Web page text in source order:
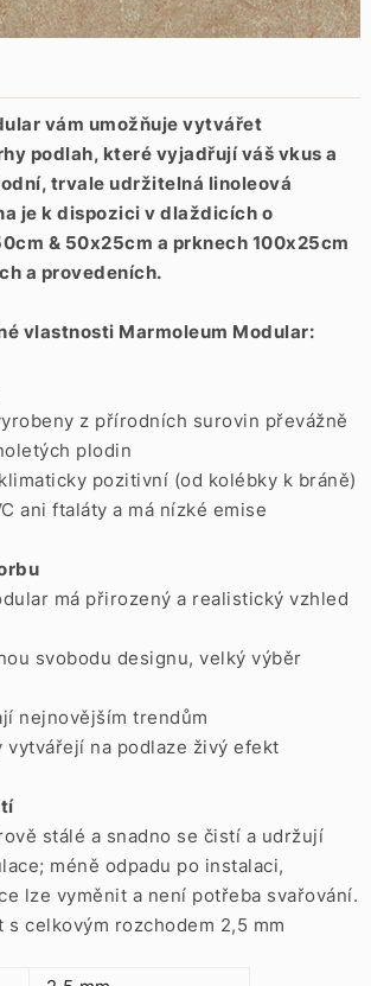
vám umožňuje vytvářet
podlah, které vyjadřují váš vkus a
trvale udržitelná linoleová
je k dispozici v dlaždicích o
& 50x25cm a prknech 100x25cm
a provedeních.
vlastnosti Marmoleum Modular:
z přírodních surovin převážně
plodin
pozitivní (od kolébky k bráně)
ani ftaláty a má nízké emise
má přirozený a realistický vzhled
svobodu designu, velký výběr
nejnovějším trendům
vytvářejí na podlaze živý efekt
stálé a snadno se čistí a udržují
méně odpadu po instalaci,
lze vyměnit a není potřeba svařování.
s celkovým rozchodem 2,5 mm